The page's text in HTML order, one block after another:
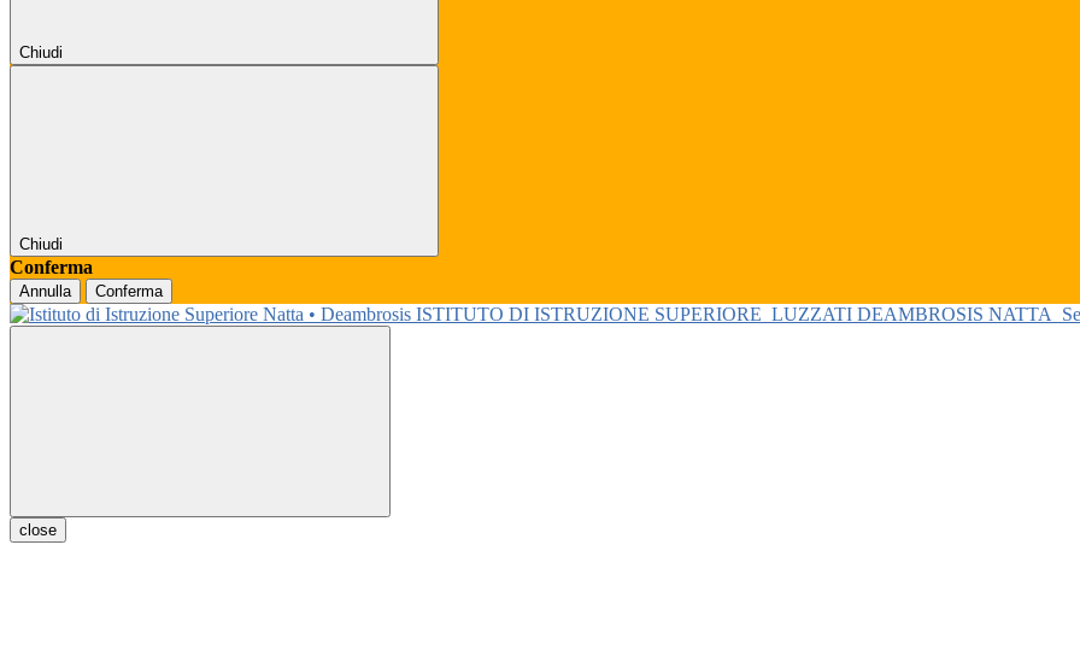
Chiudi
Chiudi
Conferma
Annulla Conferma
ISTITUTO DI ISTRUZIONE SUPERIORE LUZZATI DEAMBROSIS NATTA
close